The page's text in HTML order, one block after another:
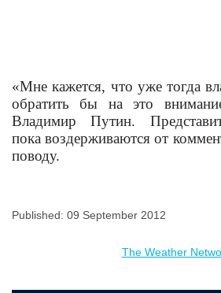
«Мне кажется, что уже тогда
обратить бы на это
Владимир Путин.
пока воздерживаются от
поводу.
Published: 09 September 2012
The Weather